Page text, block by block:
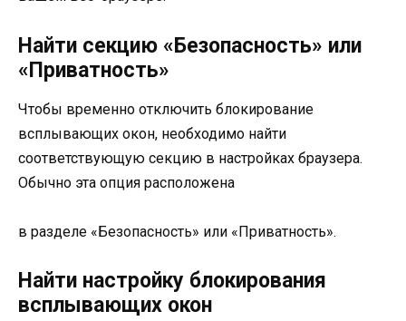
Найти секцию «Безопасность» или
«Приватность»
Чтобы временно отключить блокирование
всплывающих окон, необходимо найти
соответствующую секцию в настройках браузера.
Обычно эта опция расположена
в разделе «Безопасность» или «Приватность».
Найти настройку блокирования
всплывающих окон